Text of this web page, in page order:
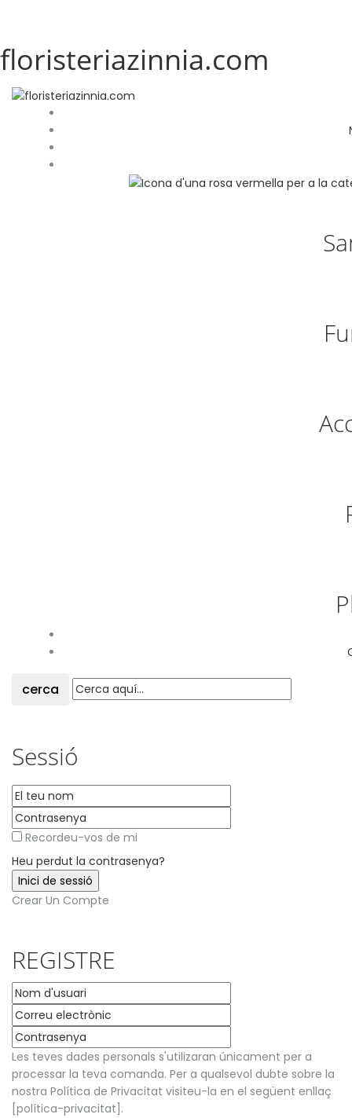
floristeriazinnia.com
cerca
Sessió
Recordeu-vos de mi
Heu perdut la contrasenya?
Crear Un Compte
REGISTRE
Les teves dades personals s'utilizaran únicament per a
processar la teva comanda. Per a qualsevol dubte sobre la
nostra Política de Privacitat visiteu-la en el següent enllaç
[política-privacitat].